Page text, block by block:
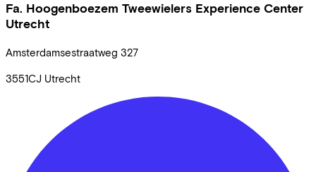
Fa. Hoogenboezem Tweewielers Experience Center
Utrecht
Amsterdamsestraatweg 327
3551CJ Utrecht